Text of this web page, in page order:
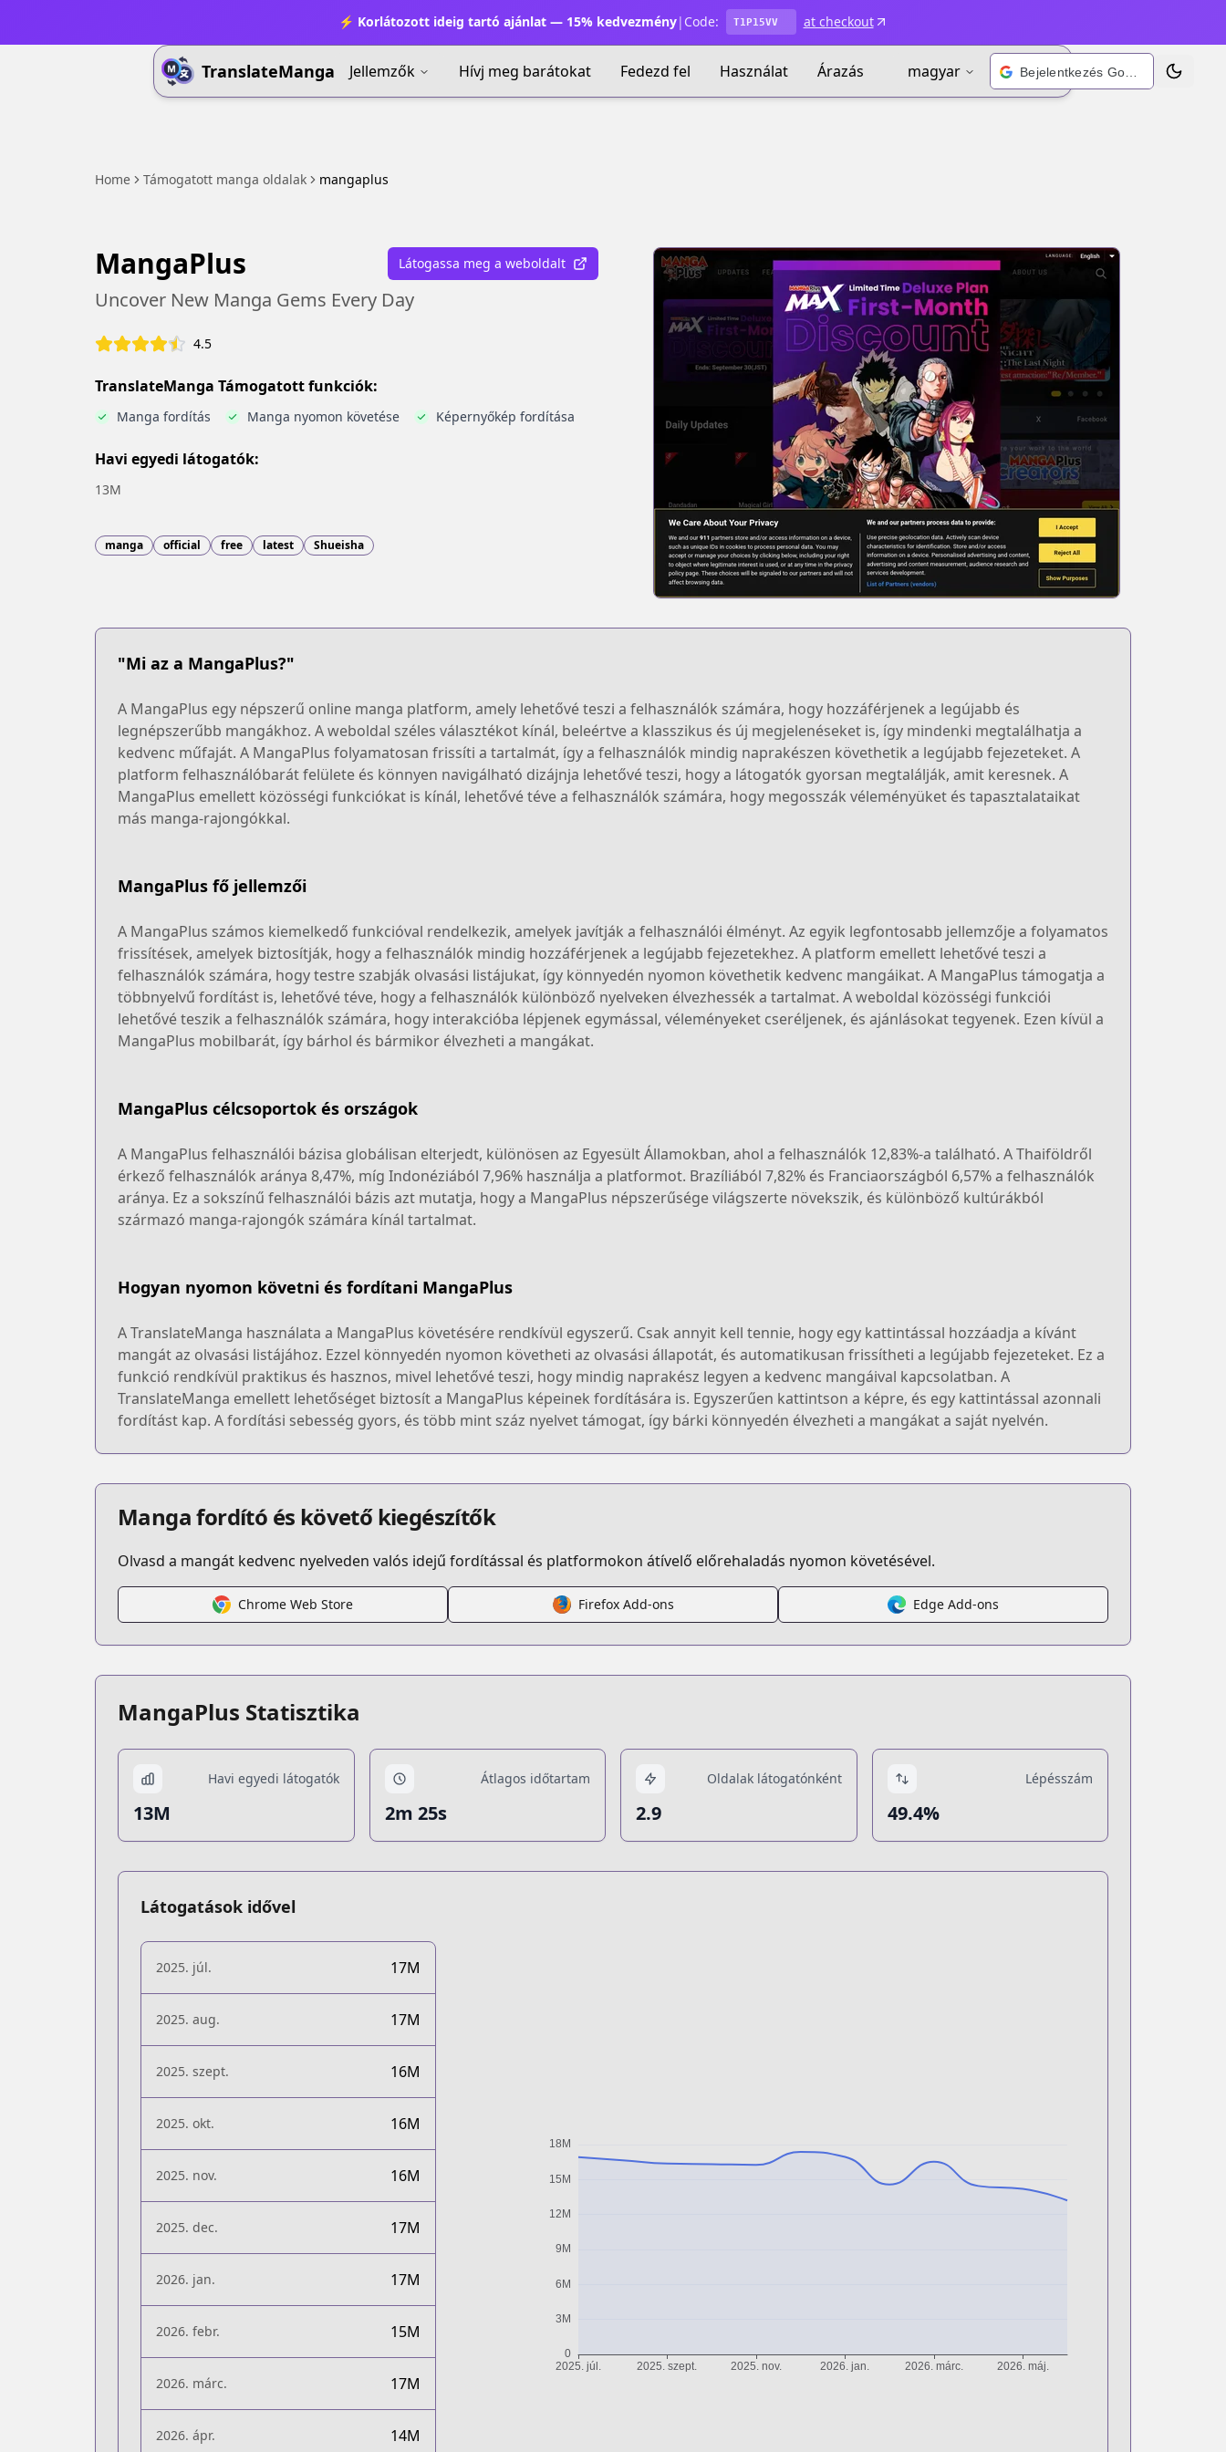
⚡ Korlátozott ideig tartó ajánlat — 15% kedvezmény| Code: T1P15VV at checkout
TranslateManga Jellemzők Hívj meg barátokat Fedezd fel Használat Árazás magyar Téma
Home Támogatott manga oldalak mangaplus
MangaPlus Látogassa meg a weboldalt
Uncover New Manga Gems Every Day
4.5
TranslateManga Támogatott funkciók:
Manga fordítás Manga nyomon követése Képernyőkép fordítása
Havi egyedi látogatók:
13M
manga official free latest Shueisha
"Mi az a MangaPlus?"
A MangaPlus egy népszerű online manga platform, amely lehetővé teszi a felhasználók számára, hogy hozzáférjenek a legújabb és
legnépszerűbb mangákhoz. A weboldal széles választékot kínál, beleértve a klasszikus és új megjelenéseket is, így mindenki megtalálhatja a
kedvenc műfaját. A MangaPlus folyamatosan frissíti a tartalmát, így a felhasználók mindig naprakészen követhetik a legújabb fejezeteket. A
platform felhasználóbarát felülete és könnyen navigálható dizájnja lehetővé teszi, hogy a látogatók gyorsan megtalálják, amit keresnek. A
MangaPlus emellett közösségi funkciókat is kínál, lehetővé téve a felhasználók számára, hogy megosszák véleményüket és tapasztalataikat
más manga-rajongókkal.
MangaPlus fő jellemzői
A MangaPlus számos kiemelkedő funkcióval rendelkezik, amelyek javítják a felhasználói élményt. Az egyik legfontosabb jellemzője a folyamatos
frissítések, amelyek biztosítják, hogy a felhasználók mindig hozzáférjenek a legújabb fejezetekhez. A platform emellett lehetővé teszi a
felhasználók számára, hogy testre szabják olvasási listájukat, így könnyedén nyomon követhetik kedvenc mangáikat. A MangaPlus támogatja a
többnyelvű fordítást is, lehetővé téve, hogy a felhasználók különböző nyelveken élvezhessék a tartalmat. A weboldal közösségi funkciói
lehetővé teszik a felhasználók számára, hogy interakcióba lépjenek egymással, véleményeket cseréljenek, és ajánlásokat tegyenek. Ezen kívül a
MangaPlus mobilbarát, így bárhol és bármikor élvezheti a mangákat.
MangaPlus célcsoportok és országok
A MangaPlus felhasználói bázisa globálisan elterjedt, különösen az Egyesült Államokban, ahol a felhasználók 12,83%-a található. A Thaiföldről
érkező felhasználók aránya 8,47%, míg Indonéziából 7,96% használja a platformot. Brazíliából 7,82% és Franciaországból 6,57% a felhasználók
aránya. Ez a sokszínű felhasználói bázis azt mutatja, hogy a MangaPlus népszerűsége világszerte növekszik, és különböző kultúrákból
származó manga-rajongók számára kínál tartalmat.
Hogyan nyomon követni és fordítani MangaPlus
A TranslateManga használata a MangaPlus követésére rendkívül egyszerű. Csak annyit kell tennie, hogy egy kattintással hozzáadja a kívánt
mangát az olvasási listájához. Ezzel könnyedén nyomon követheti az olvasási állapotát, és automatikusan frissítheti a legújabb fejezeteket. Ez a
funkció rendkívül praktikus és hasznos, mivel lehetővé teszi, hogy mindig naprakész legyen a kedvenc mangáival kapcsolatban. A
TranslateManga emellett lehetőséget biztosít a MangaPlus képeinek fordítására is. Egyszerűen kattintson a képre, és egy kattintással azonnali
fordítást kap. A fordítási sebesség gyors, és több mint száz nyelvet támogat, így bárki könnyedén élvezheti a mangákat a saját nyelvén.
Manga fordító és követő kiegészítők
Olvasd a mangát kedvenc nyelveden valós idejű fordítással és platformokon átívelő előrehaladás nyomon követésével.
Chrome Web Store Firefox Add-ons Edge Add-ons
MangaPlus Statisztika
Havi egyedi látogatók
13M
Átlagos időtartam
2m 25s
Oldalak látogatónként
2.9
Lépésszám
49.4%
Látogatások idővel
2025. júl. 17M
2025. aug. 17M
2025. szept. 16M
2025. okt. 16M
2025. nov. 16M
2025. dec. 17M
2026. jan. 17M
2026. febr. 15M
2026. márc. 17M
2026. ápr. 14M